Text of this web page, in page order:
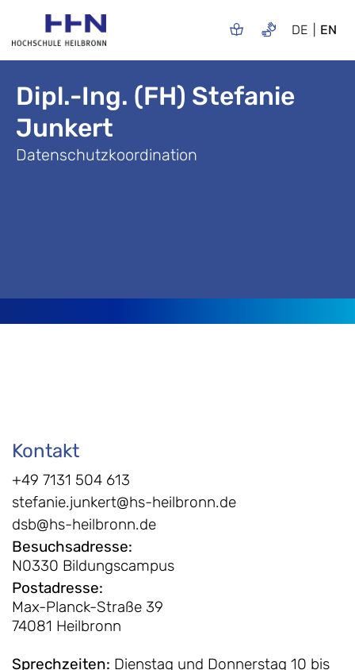
DE EN
Dipl.-Ing. (FH) Stefanie
Junkert
Datenschutzkoordination
Kontakt
+49 7131 504 613
stefanie.junkert@hs-heilbronn.de
dsb@hs-heilbronn.de
Besuchsadresse:
N0330 Bildungscampus
Postadresse:
Max-Planck-Straße 39
74081 Heilbronn
Sprechzeiten: Dienstag und Donnerstag 10 bis